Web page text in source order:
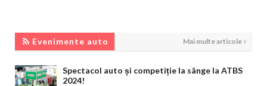
Evenimente auto Mai multe articole
Spectacol auto și competiție la sânge la ATBS
2024!